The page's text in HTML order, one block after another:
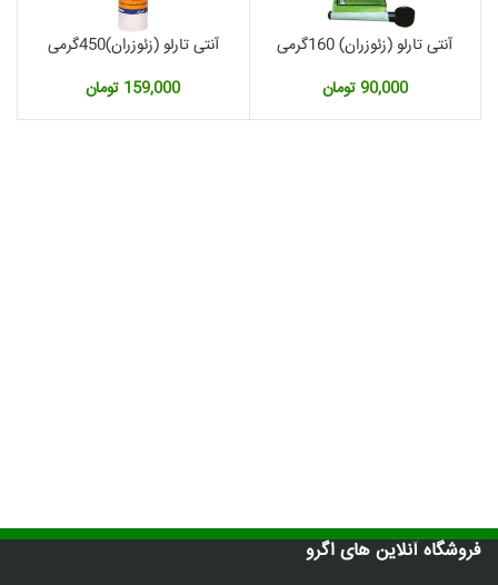
آنتی تارلو (زئوزران) 160گرمی
90,000تومان
آنتی تارلو (زئوزران)450گرمی
159,000 تومان
فروشگاه آنلاین های اگرو